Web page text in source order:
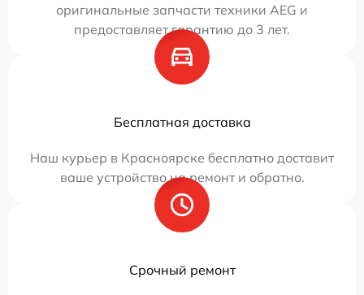
оригинальные запчасти техники AEG и
предоставляет гарантию до 3 лет.
Бесплатная доставка
Наш курьер в Красноярске бесплатно доставит
ваше устройство на ремонт и обратно.
Срочный ремонт